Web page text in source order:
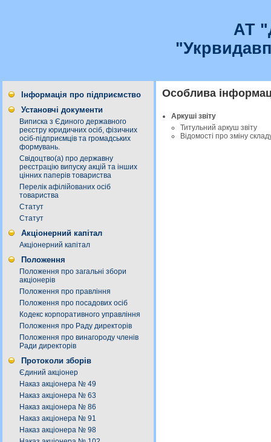
АТ
Інформація про підприємство
Установчі документи
Виписка з Єдиного державного
реєстру юридичних осіб, фізичних
осіб-підприємців та громадських
формувань.
Свідоцтво(а) про державну
реєстрацію випуску акцій та інших
цінних паперів товариства
Перелік афілійованих осіб
товариства
Статут
Статут
Акціонерний капітал
Акціонерний капітал
Положення
Положення про загальні збори
акціонерів
Положення про правління
Положення про посадових осіб
Кодекс корпоративного управління
Положення про Раду директорів
Положення про винагороду членів
Ради директорів
Протоколи зборів
Єдиний акціонер
Наказ акціонера № 49
Наказ акціонера № 63
Наказ акціонера № 86
Наказ акціонера № 91
Наказ акціонера № 98
Особлива
Аркуші звіту
Титульний аркуш звіту
Відомості про зміну